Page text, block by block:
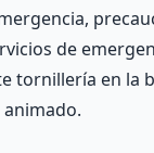
de
tornillería en la